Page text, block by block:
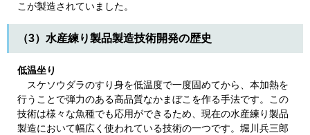
こが製造されていました。
（3）水産練り製品製造技術開発の歴史
低温坐り
スケソウダラのすり身を低温度で一度固めてから、本加熱を
行うことで弾力のある高品質なかまぼこを作る手法です。この
技術は様々な魚種でも応用ができるため、現在の水産練り製品
製造において幅広く使われている技術の一つです。堀川兵三郎